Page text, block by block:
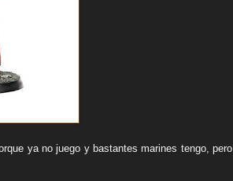
ya no juego y bastantes marines tengo, pero